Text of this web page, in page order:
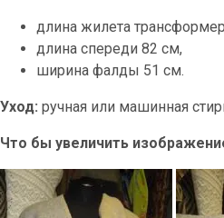
длина жилета
длина спереди 82 см,
ширина фалды 51 см.
Уход: ручная или машинная
Что бы увеличить